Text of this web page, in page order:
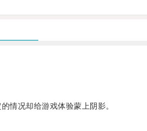
况却给游戏体验蒙上阴影。